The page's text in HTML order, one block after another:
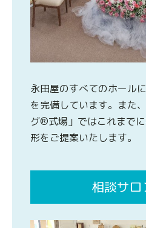
永田屋のすべてのホール
を完備しています。また
グ®式場」ではこれまで
形をご提案いたします。
相談サ